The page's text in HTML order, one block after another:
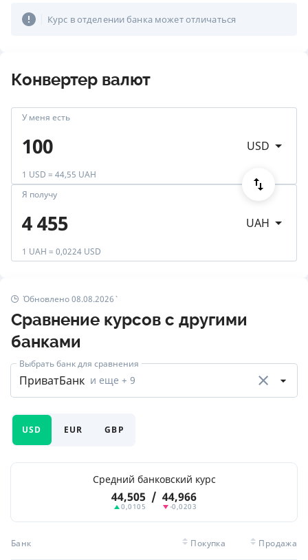
Курс в отделении банка может отличаться
Конвертер валют
У меня есть
1 USD = 44,55 UAH
USD
Я получу
1 UAH = 0,0224 USD
UAH
Обновлено 08.08.2026
Сравнение курсов с другими
банками
Выбрать банк для сравнения
ПриватБанк и еще + 9
USD EUR GBP
Средний банковский курс
44,505
0,0105
/ 44,966
-0,0203
Банк Покупка Продажа